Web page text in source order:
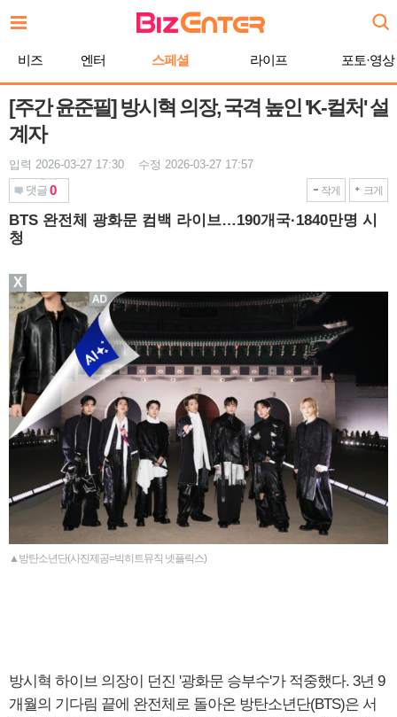
문
기
비즈 엔터 스페셜 라이프 포토·영상
[주간 윤준필] 방시혁 의장, 국격 높인 'K-컬처' 설
계자
입력 2026-03-27 17:30 수정 2026-03-27 17:57
댓글 0 작게 크게
BTS 완전체 광화문 컴백 라이브…190개국·1840만명 시
청
▲방탄소년단(사진제공=빅히트뮤직 넷플릭스)
방시혁 하이브 의장이 던진 '광화문 승부수'가 적중했다. 3년 9
개월의 기다림 끝에 완전체로 돌아온 방탄소년단(BTS)은 서
X